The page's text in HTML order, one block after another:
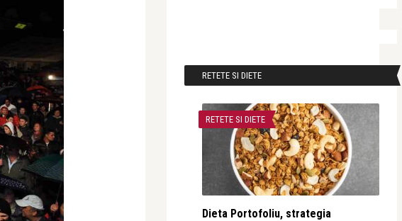
RETETE SI DIETE
RETETE SI DIETE
Dieta Portofoliu, strategia